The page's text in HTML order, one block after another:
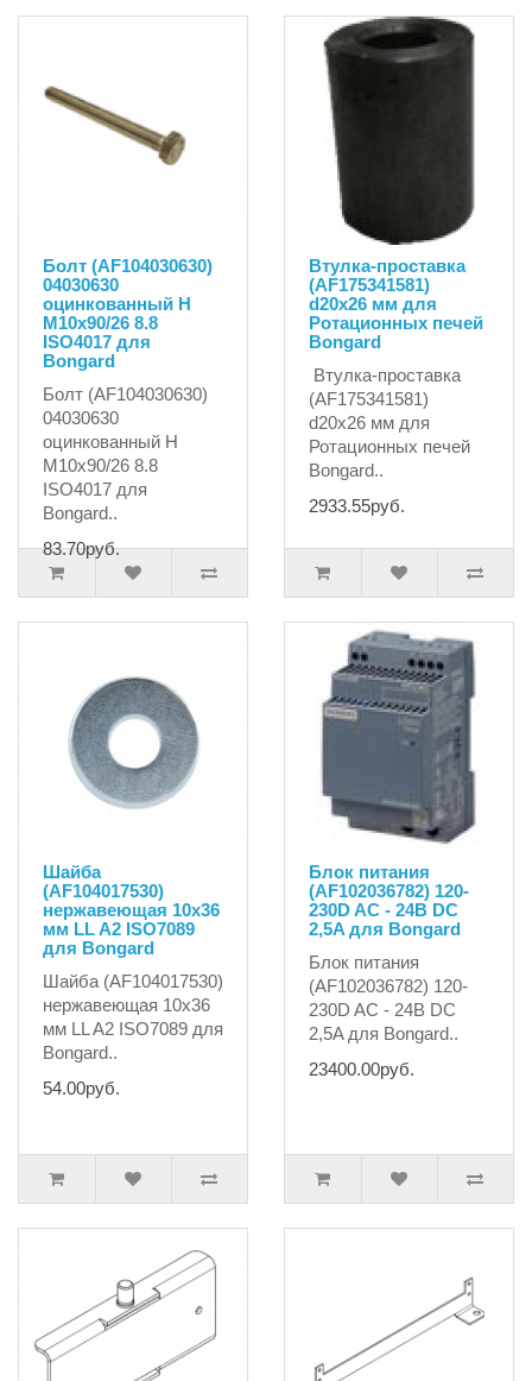
Болт (AF104030630)
04030630
оцинкованный H
M10х90/26 8.8
ISO4017 для
Bongard
Болт (AF104030630)
04030630
оцинкованный H
M10х90/26 8.8
ISO4017 для
Bongard..
83.70руб.
Втулка-проставка
(AF175341581)
d20x26 мм для
Ротационных печей
Bongard
Втулка-проставка
(AF175341581)
d20x26 мм для
Ротационных печей
Bongard..
2933.55руб.
Шайба
(AF104017530)
нержавеющая 10х36
мм LL A2 ISO7089
для Bongard
Шайба (AF104017530)
нержавеющая 10х36
мм LL A2 ISO7089 для
Bongard..
54.00руб.
Блок питания
(AF102036782) 120-
230D AC - 24В DC
2,5A для Bongard
Блок питания
(AF102036782) 120-
230D AC - 24В DC
2,5A для Bongard..
23400.00руб.